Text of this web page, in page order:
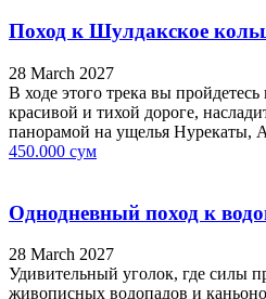
Поход к Шулдакское
28 March 2027
В ходе этого трека вы
красивой и тихой дороге,
панорамой на ущелья Нурекаты,
450.000 сум
Однодневный поход к
28 March 2027
Удивительный уголок, где силы
живописных водопадов и